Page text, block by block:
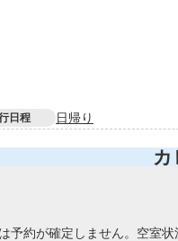
日程 日帰り
約が確定しません。空室状